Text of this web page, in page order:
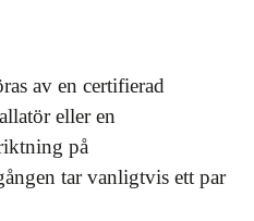
av en certifierad
eller en
på
tar vanligtvis ett par